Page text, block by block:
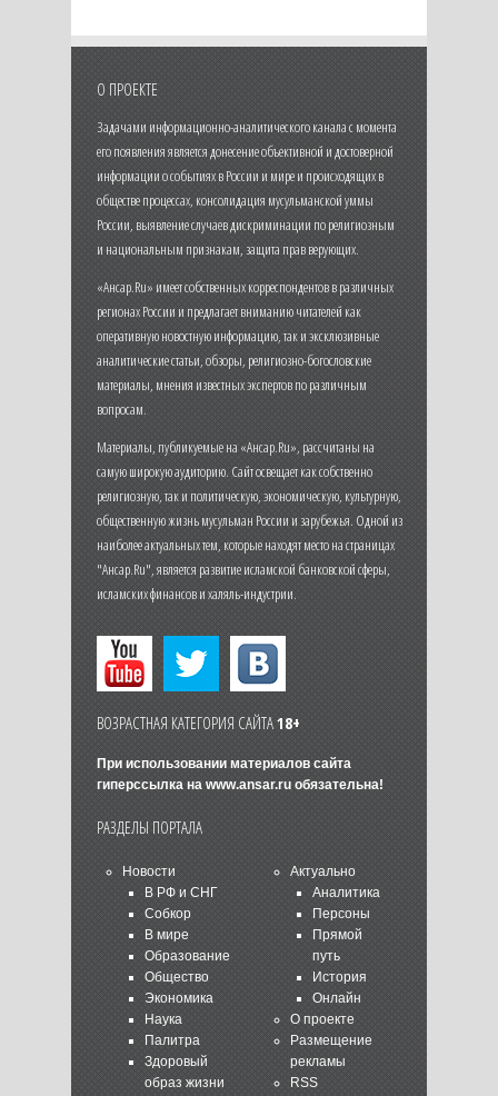
О ПРОЕКТЕ
Задачами информационно-аналитического канала с момента
его появления является донесение объективной и достоверной
информации о событиях в России и мире и происходящих в
обществе процессах, консолидация мусульманской уммы
России, выявление случаев дискриминации по религиозным
и национальным признакам, защита прав верующих.
«Ансар.Ru» имеет собственных корреспондентов в различных
регионах России и предлагает вниманию читателей как
оперативную новостную информацию, так и эксклюзивные
аналитические статьи, обзоры, религиозно-богословские
материалы, мнения известных экспертов по различным
вопросам.
Материалы, публикуемые на «Ансар.Ru», рассчитаны на
самую широкую аудиторию. Сайт освещает как собственно
религиозную, так и политическую, экономическую, культурную,
общественную жизнь мусульман России и зарубежья. Одной из
наиболее актуальных тем, которые находят место на страницах
"Ансар.Ru", является развитие исламской банковской сферы,
исламских финансов и халяль-индустрии.
ВОЗРАСТНАЯ КАТЕГОРИЯ САЙТА18+
При использовании материалов сайта
гиперссылка на www.ansar.ruобязательна!
РАЗДЕЛЫ ПОРТАЛА
Новости
В РФ и СНГ
Собкор
В мире
Образование
Общество
Экономика
Наука
Палитра
Здоровый
образ жизни
Актуально
Аналитика
Персоны
Прямой
путь
История
Онлайн
О проекте
Размещение
рекламы
RSS